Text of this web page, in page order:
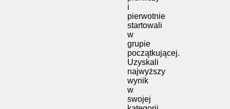
i
pierwotnie
startowali
w
grupie
początkującej.
Uzyskali
najwyższy
wynik
w
swojej